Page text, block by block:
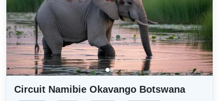
Circuit Namibie Okavango Botswana